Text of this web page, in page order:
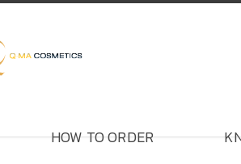
HOW TO ORDER